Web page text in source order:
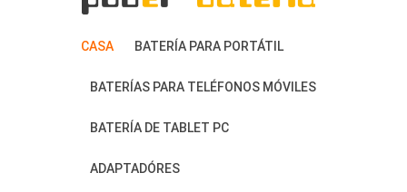
CASA BATERÍA PARA PORTÁTIL
BATERÍAS PARA TELÉFONOS MÓVILES
BATERÍA DE TABLET PC
ADAPTADÓRES